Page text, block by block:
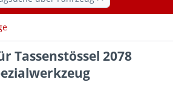
Tassenstössel 2078